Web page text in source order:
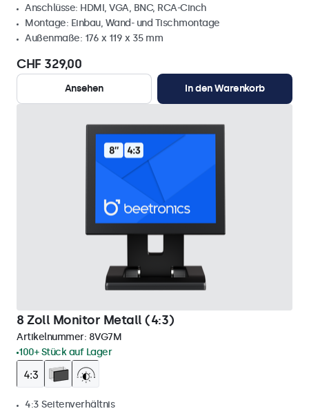
Anschlüsse: HDMI, VGA, BNC, RCA-Cinch
Montage: Einbau, Wand- und Tischmontage
Außenmaße: 176 x 119 x 35 mm
CHF 329,00
Ansehen In den Warenkorb
8 Zoll Monitor Metall (4:3)
Artikelnummer: 8VG7M
100+ Stück auf Lager
4:3 Seitenverhältnis